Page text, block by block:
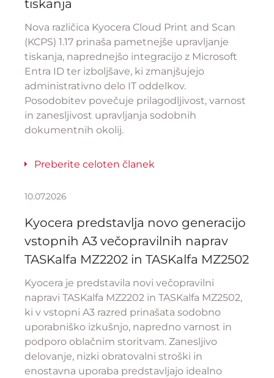
tiskanja
Nova različica Kyocera Cloud Print and Scan
(KCPS) 1.17 prinaša pametnejše upravljanje
tiskanja, naprednejšo integracijo z Microsoft
Entra ID ter izboljšave, ki zmanjšujejo
administrativno delo IT oddelkov.
Posodobitev povečuje prilagodljivost, varnost
in zanesljivost upravljanja sodobnih
dokumentnih okolij.
Preberite celoten članek
10.07.2026
Kyocera predstavlja novo generacijo
vstopnih A3 večopravilnih naprav
TASKalfa MZ2202 in TASKalfa MZ2502
Kyocera je predstavila novi večopravilni
napravi TASKalfa MZ2202 in TASKalfa MZ2502,
ki v vstopni A3 razred prinašata sodobno
uporabniško izkušnjo, napredno varnost in
podporo oblačnim storitvam. Zanesljivo
delovanje, nizki obratovalni stroški in
enostavna uporaba predstavljajo idealno